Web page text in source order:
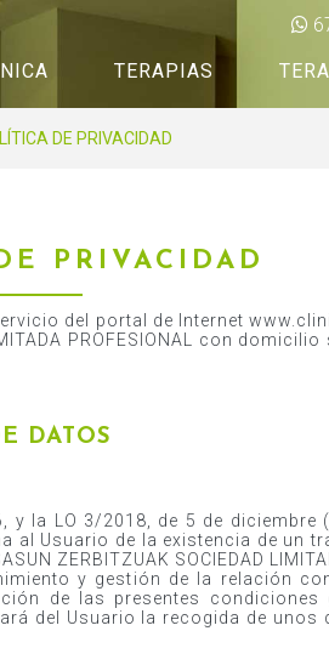
TERAPIAS
TERAPIA NEURAL
PODOLOGÍA
JENIFER
DE PRIVACIDAD
PRIVACIDAD
del portal de Internet
PROFESIONAL con
DATOS
la LO 3/2018, de 5 de diciembre
al Usuario de la existencia de un
ZERBITZUAK SOCIEDAD
y gestión de la relación
de las presentes condiciones
del Usuario la recogida de